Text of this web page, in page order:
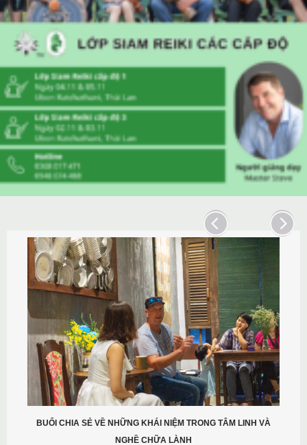
BUỔI CHIA SẺ VỀ NHỮNG KHÁI NIỆM TRONG TÂM LINH VÀ
NGHỀ CHỮA LÀNH